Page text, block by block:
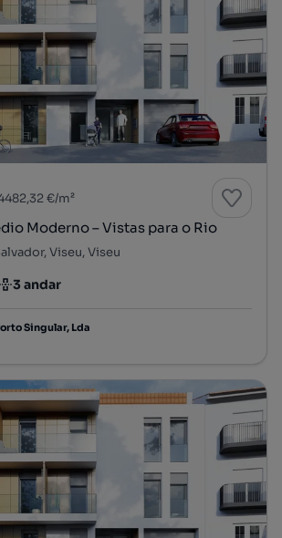
€/m²
Moderno – Vistas para o Rio
Viseu, Viseu
quadrado
3 andar
Singular, Lda